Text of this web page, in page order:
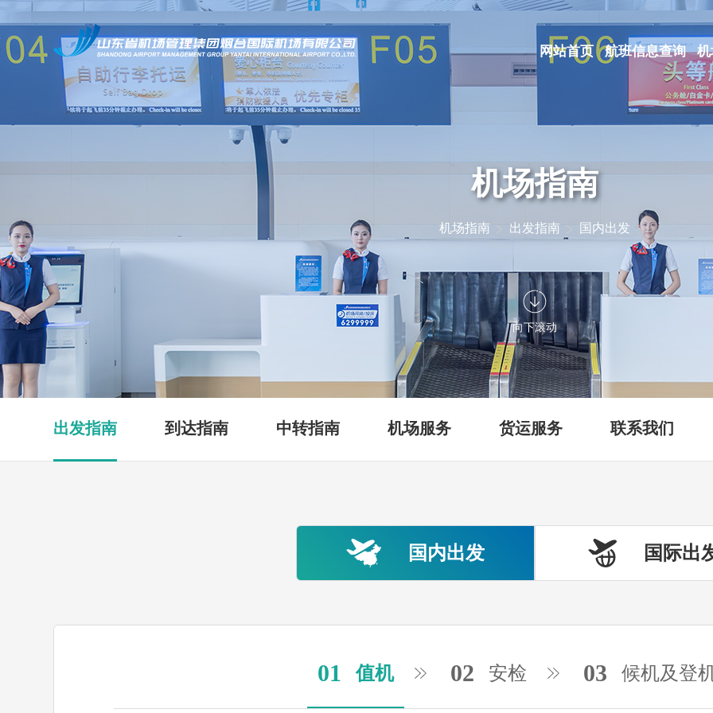
网站首页 航班信息查询
机场指南
机场指南 出发指南 国内出发
向下滚动
出发指南 到达指南 中转指南 机场服务 货运服务 联系我们
国内出发 国际出
01 值机 02 安检 03 候机及登